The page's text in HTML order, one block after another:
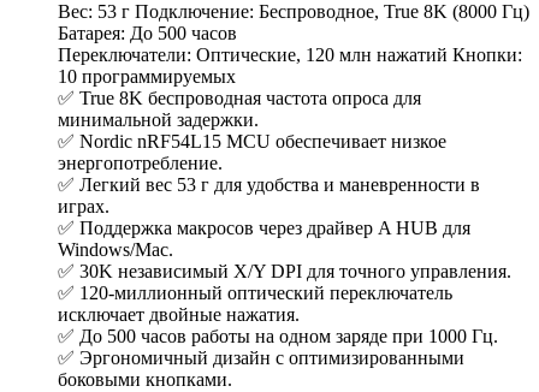
Вес: 53 г Подключение: Беспроводное, True 8K (8000 Гц)
Батарея: До 500 часов
Переключатели: Оптические, 120 млн нажатий Кнопки:
10 программируемых
✅ True 8K беспроводная частота опроса для
минимальной задержки.
✅ Nordic nRF54L15 MCU обеспечивает низкое
энергопотребление.
✅ Легкий вес 53 г для удобства и маневренности в
играх.
✅ Поддержка макросов через драйвер A HUB для
Windows/Mac.
✅ 30K независимый X/Y DPI для точного управления.
✅ 120-миллионный оптический переключатель
исключает двойные нажатия.
✅ До 500 часов работы на одном заряде при 1000 Гц.
✅ Эргономичный дизайн с оптимизированными
боковыми кнопками.